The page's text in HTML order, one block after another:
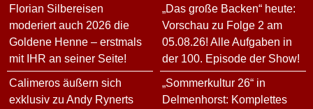
Florian Silbereisen
moderiert auch 2026 die
Goldene Henne – erstmals
mit IHR an seiner Seite!
Calimeros äußern sich
exklusiv zu Andy Rynerts
„Das große Backen“ heute:
Vorschau zu Folge 2 am
05.08.26! Alle Aufgaben in
der 100. Episode der Show!
„Sommerkultur 26“ in
Delmenhorst: Komplettes